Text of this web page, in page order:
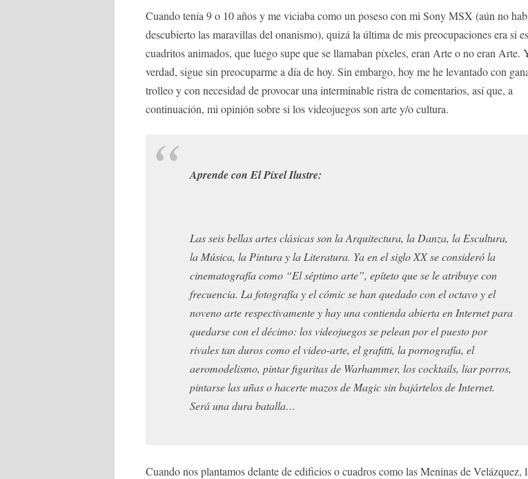
Cuando tenía 9 o 10 años y me viciaba como un poseso con mi Sony MSX (aún no
descubierto las maravillas del onanismo), quizá la última de mis preocupaciones era si
cuadritos animados, que luego supe que se llamaban píxeles, eran Arte o no eran Arte.
verdad, sigue sin preocuparme a día de hoy. Sin embargo, hoy me he levantado con
trolleo y con necesidad de provocar una interminable ristra de comentarios, así que, a
continuación, mi opinión sobre si los videojuegos son arte y/o cultura.
Aprende con El Píxel Ilustre:
Las seis bellas artes clásicas son la Arquitectura, la Danza, la Escultura,
la Música, la Pintura y la Literatura. Ya en el siglo XX se consideró la
cinematografía como “El séptimo arte”, epíteto que se le atribuye con
frecuencia. La fotografía y el cómic se han quedado con el octavo y el
noveno arte respectivamente y hay una contienda abierta en Internet para
quedarse con el décimo: los videojuegos se pelean por el puesto por
rivales tan duros como el video-arte, el grafitti, la pornografía, el
aeromodelismo, pintar figuritas de Warhammer, los cocktails, liar porros,
pintarse las uñas o hacerte mazos de Magic sin bajártelos de Internet.
Será una dura batalla…
Cuando nos plantamos delante de edificios o cuadros como las Meninas de Velázquez,